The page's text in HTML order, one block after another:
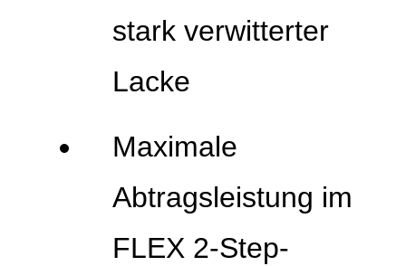
stark verwitterter
Lacke
Maximale
Abtragsleistung im
FLEX 2-Step-